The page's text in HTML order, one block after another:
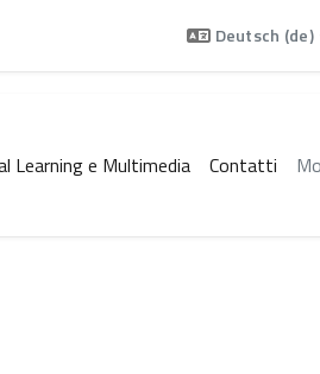
Deutsch ‎(de)‎
Learning e Multimedia Contatti